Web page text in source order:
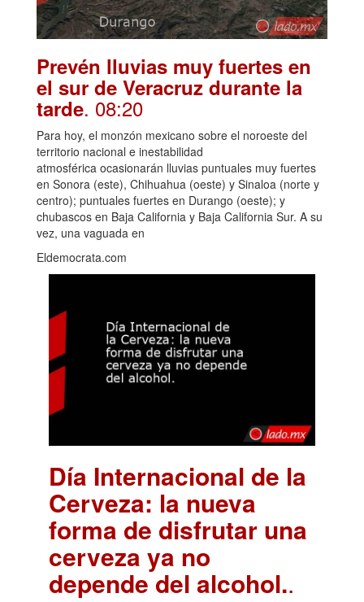
Prevén lluvias muy fuertes en
el sur de Veracruz durante la
tarde. 08:20
Para hoy, el monzón mexicano sobre el noroeste del
territorio nacional e inestabilidad
atmosférica ocasionarán lluvias puntuales muy fuertes
en Sonora (este), Chihuahua (oeste) y Sinaloa (norte y
centro); puntuales fuertes en Durango (oeste); y
chubascos en Baja California y Baja California Sur. A su
vez, una vaguada en
Eldemocrata.com
Día Internacional de la
Cerveza: la nueva
forma de disfrutar una
cerveza ya no
depende del alcohol..